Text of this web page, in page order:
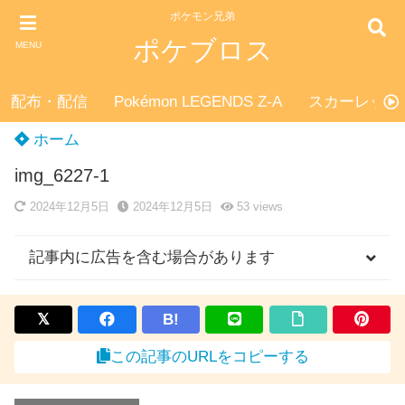
MENU
ポケモン兄弟
ポケブロス
配布・配信 Pokémon LEGENDS Z-A スカーレッ
ホーム
img_6227-1
2024年12月5日 2024年12月5日 53views
記事内に広告を含む場合があります
B!
この記事のURLをコピーする